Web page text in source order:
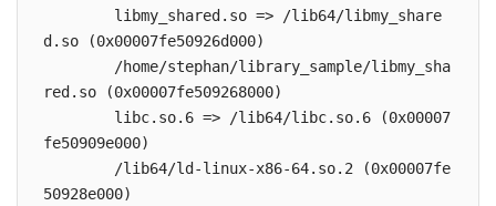
        libmy_shared.so => /lib64/libmy_share
d.so (0x00007fe50926d000)
        /home/stephan/library_sample/libmy_sha
red.so (0x00007fe509268000)
        libc.so.6 => /lib64/libc.so.6 (0x00007
fe50909e000)
        /lib64/ld-linux-x86-64.so.2 (0x00007fe